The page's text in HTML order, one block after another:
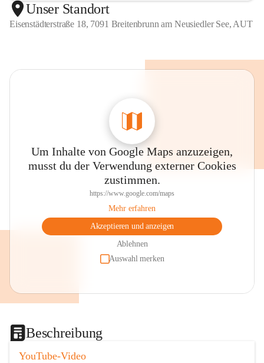
Unser Standort
Eisenstädterstraße 18, 7091 Breitenbrunn am Neusiedler See, AUT
Um Inhalte von Google Maps anzuzeigen,
musst du der Verwendung externer Cookies
zustimmen.
https://www.google.com/maps
Mehr erfahren
Akzeptieren und anzeigen
Ablehnen
Auswahl merken
Beschreibung
YouTube-Video